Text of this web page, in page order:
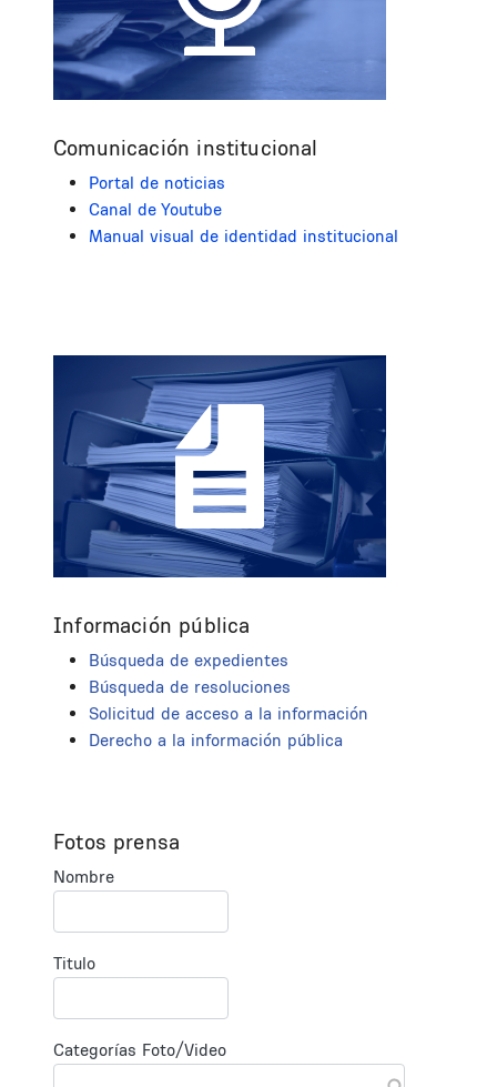
Comunicación institucional
Portal de noticias
Canal de Youtube
Manual visual de identidad institucional
Información pública
Búsqueda de expedientes
Búsqueda de resoluciones
Solicitud de acceso a la información
Derecho a la información pública
Fotos prensa
Nombre
Titulo
Categorías Foto/Video